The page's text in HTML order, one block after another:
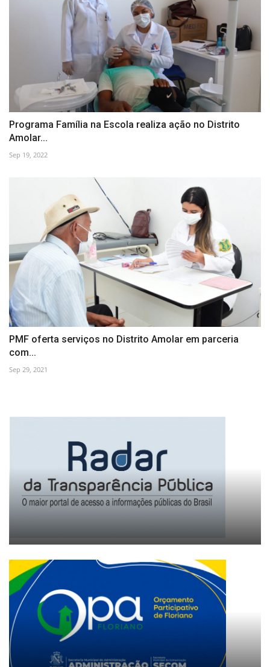
Programa Família na Escola realiza ação no Distrito
Amolar...
Sep 19, 2022
PMF oferta serviços no Distrito Amolar em parceria
com...
Sep 29, 2021